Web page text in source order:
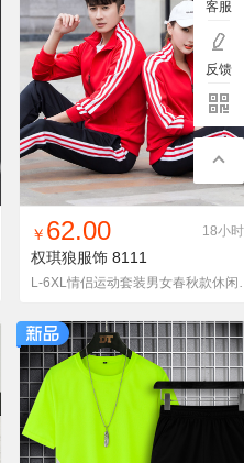
找同款 加入铺货单 收藏
￥ 62.00 18小
权琪狼服饰 8111
L-6XL情侣运
客服
反馈